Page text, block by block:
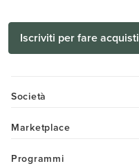
Iscriviti per fare acquisti
Società
Marketplace
Programmi